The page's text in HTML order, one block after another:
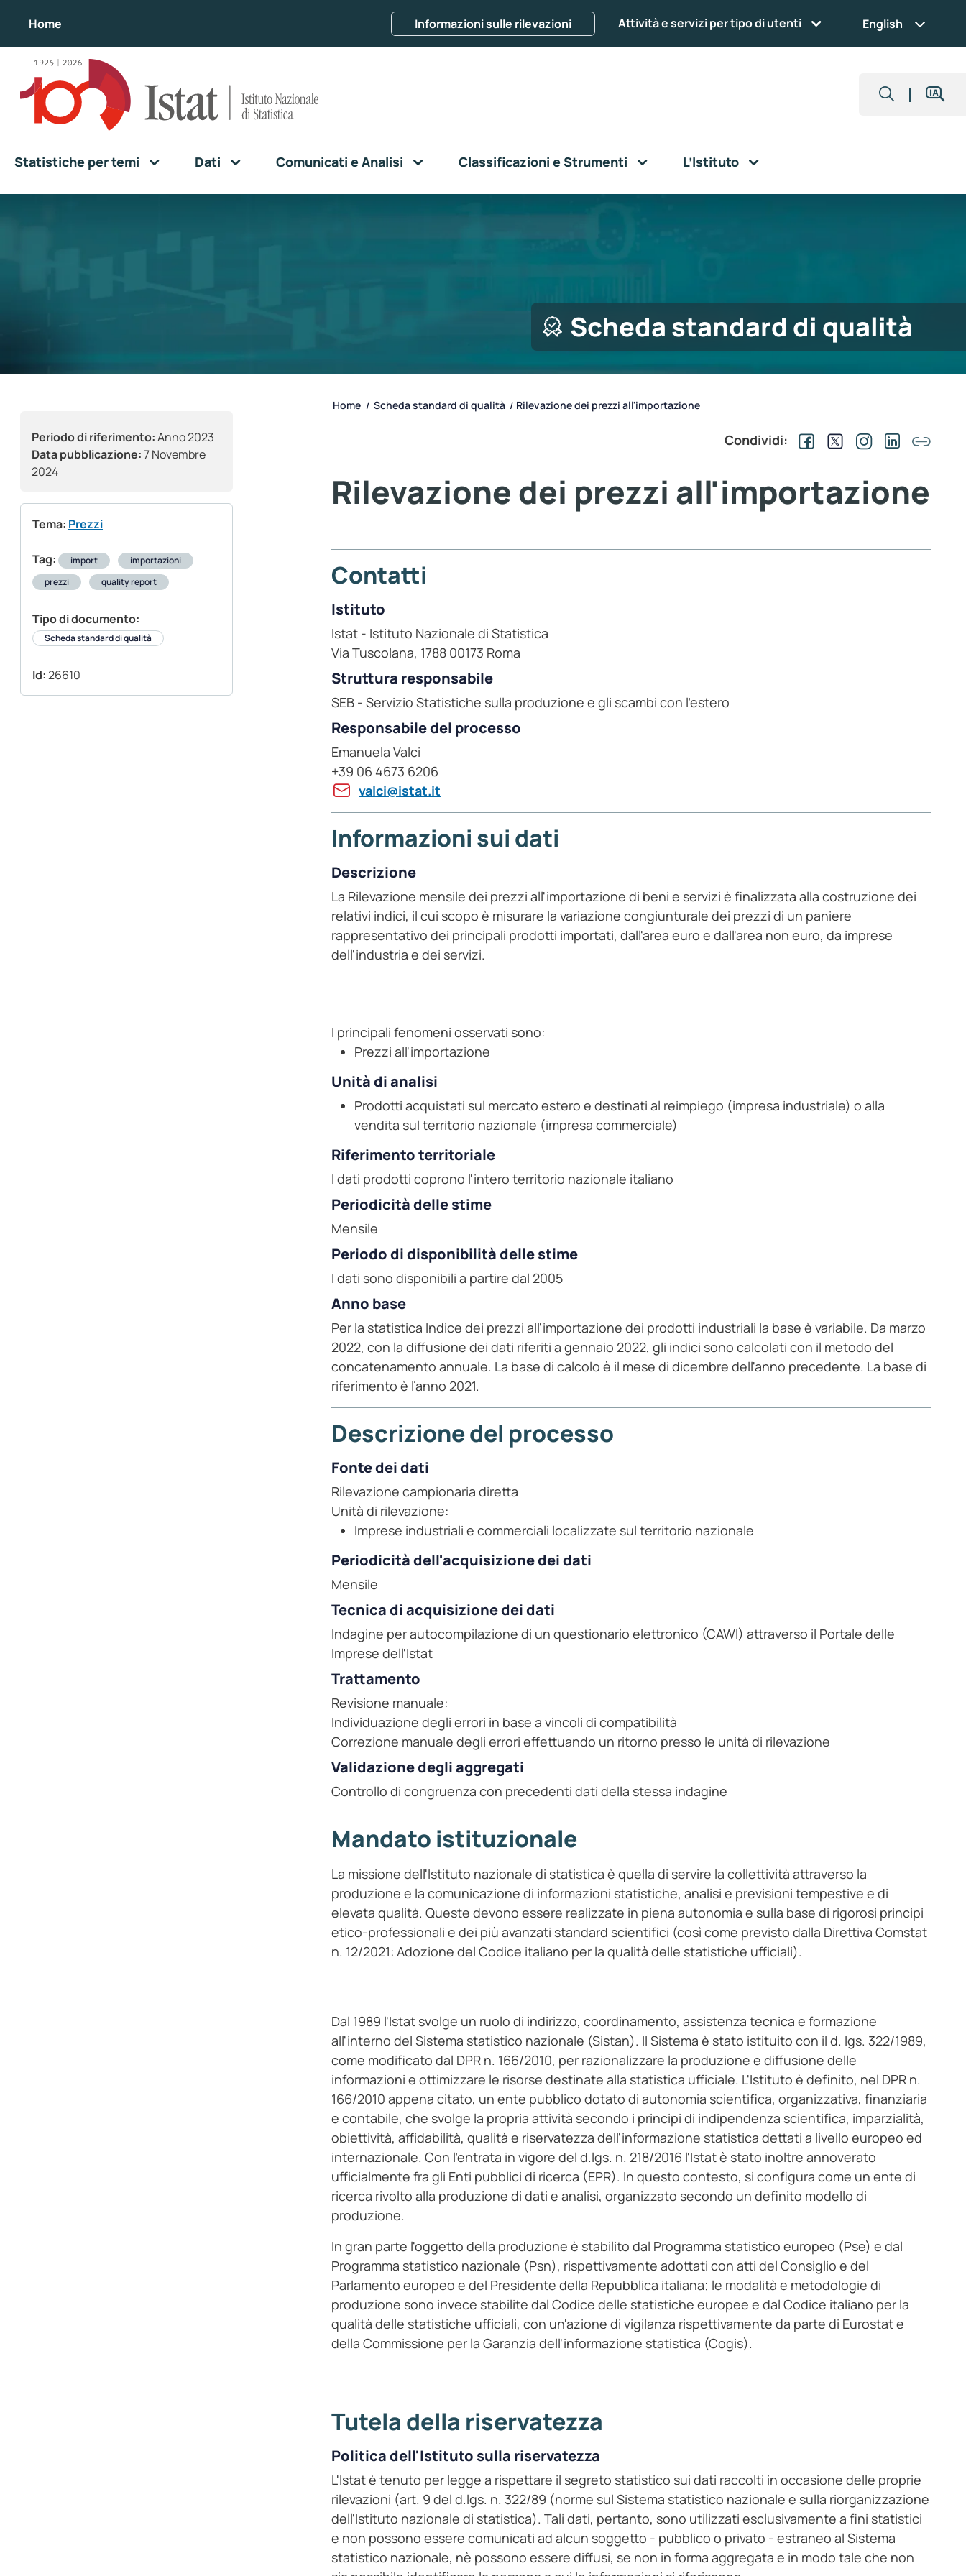
Home Informazioni sulle rilevazioni Attività e servizi per tipo di utenti English
Statistiche per temi Dati Comunicati e Analisi Classificazioni e Strumenti L’Istituto
Scheda standard di qualità
Periodo di riferimento:Anno 2023
Data pubblicazione:7 Novembre
2024
Tema: Prezzi
Tag: import
importazioni
prezzi
quality report
Tipo di documento:
Scheda standard di qualità
Id:26610
Home / Scheda standard di qualità / Rilevazione dei prezzi all'importazione
Condividi:
Rilevazione dei prezzi all'importazione
Contatti
Istituto
Istat - Istituto Nazionale di Statistica
Via Tuscolana, 1788 00173 Roma
Struttura responsabile
SEB - Servizio Statistiche sulla produzione e gli scambi con l'estero
Responsabile del processo
Emanuela Valci
+39 06 4673 6206
valci@istat.it
Informazioni sui dati
Descrizione
La Rilevazione mensile dei prezzi all'importazione di beni e servizi è finalizzata alla costruzione dei
relativi indici, il cui scopo è misurare la variazione congiunturale dei prezzi di un paniere
rappresentativo dei principali prodotti importati, dall'area euro e dall'area non euro, da imprese
dell'industria e dei servizi.
I principali fenomeni osservati sono:
Prezzi all'importazione
Unità di analisi
Prodotti acquistati sul mercato estero e destinati al reimpiego (impresa industriale) o alla
vendita sul territorio nazionale (impresa commerciale)
Riferimento territoriale
I dati prodotti coprono l'intero territorio nazionale italiano
Periodicità delle stime
Mensile
Periodo di disponibilità delle stime
I dati sono disponibili a partire dal 2005
Anno base
Per la statistica Indice dei prezzi all'importazione dei prodotti industriali la base è variabile. Da marzo
2022, con la diffusione dei dati riferiti a gennaio 2022, gli indici sono calcolati con il metodo del
concatenamento annuale. La base di calcolo è il mese di dicembre dell'anno precedente. La base di
riferimento è l’anno 2021.
Descrizione del processo
Fonte dei dati
Rilevazione campionaria diretta
Unità di rilevazione:
Imprese industriali e commerciali localizzate sul territorio nazionale
Periodicità dell'acquisizione dei dati
Mensile
Tecnica di acquisizione dei dati
Indagine per autocompilazione di un questionario elettronico (CAWI) attraverso il Portale delle
Imprese dell'Istat
Trattamento
Revisione manuale:
Individuazione degli errori in base a vincoli di compatibilità
Correzione manuale degli errori effettuando un ritorno presso le unità di rilevazione
Validazione degli aggregati
Controllo di congruenza con precedenti dati della stessa indagine
Mandato istituzionale
La missione dell'Istituto nazionale di statistica è quella di servire la collettività attraverso la
produzione e la comunicazione di informazioni statistiche, analisi e previsioni tempestive e di
elevata qualità. Queste devono essere realizzate in piena autonomia e sulla base di rigorosi principi
etico-professionali e dei più avanzati standard scientifici (così come previsto dalla Direttiva Comstat
n. 12/2021: Adozione del Codice italiano per la qualità delle statistiche ufficiali).
Dal 1989 l'Istat svolge un ruolo di indirizzo, coordinamento, assistenza tecnica e formazione
all'interno del Sistema statistico nazionale (Sistan). Il Sistema è stato istituito con il d. lgs. 322/1989,
come modificato dal DPR n. 166/2010, per razionalizzare la produzione e diffusione delle
informazioni e ottimizzare le risorse destinate alla statistica ufficiale. L'Istituto è definito, nel DPR n.
166/2010 appena citato, un ente pubblico dotato di autonomia scientifica, organizzativa, finanziaria
e contabile, che svolge la propria attività secondo i principi di indipendenza scientifica, imparzialità,
obiettività, affidabilità, qualità e riservatezza dell'informazione statistica dettati a livello europeo ed
internazionale. Con l'entrata in vigore del d.lgs. n. 218/2016 l'Istat è stato inoltre annoverato
ufficialmente fra gli Enti pubblici di ricerca (EPR). In questo contesto, si configura come un ente di
ricerca rivolto alla produzione di dati e analisi, organizzato secondo un definito modello di
produzione.
In gran parte l'oggetto della produzione è stabilito dal Programma statistico europeo (Pse) e dal
Programma statistico nazionale (Psn), rispettivamente adottati con atti del Consiglio e del
Parlamento europeo e del Presidente della Repubblica italiana; le modalità e metodologie di
produzione sono invece stabilite dal Codice delle statistiche europee e dal Codice italiano per la
qualità delle statistiche ufficiali, con un'azione di vigilanza rispettivamente da parte di Eurostat e
della Commissione per la Garanzia dell'informazione statistica (Cogis).
Tutela della riservatezza
Politica dell'Istituto sulla riservatezza
L'Istat è tenuto per legge a rispettare il segreto statistico sui dati raccolti in occasione delle proprie
rilevazioni (art. 9 del d.lgs. n. 322/89 (norme sul Sistema statistico nazionale e sulla riorganizzazione
dell'Istituto nazionale di statistica). Tali dati, pertanto, sono utilizzati esclusivamente a fini statistici
e non possono essere comunicati ad alcun soggetto - pubblico o privato - estraneo al Sistema
statistico nazionale, nè possono essere diffusi, se non in forma aggregata e in modo tale che non